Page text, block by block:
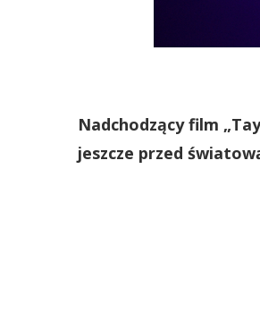
Nadchodzący film
jeszcze przed